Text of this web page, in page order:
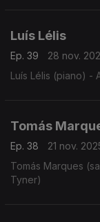
Luís Lélis
Ep. 39
28 nov.
Luís Lélis (piano) -
Tomás
Ep. 38
21 nov.
Tomás Marques
Tyner)